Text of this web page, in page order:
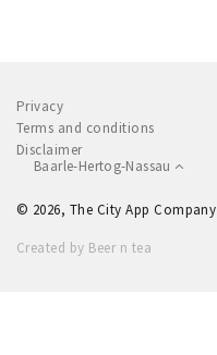
Privacy
Terms and conditions
Disclaimer
Baarle-Hertog-Nassau
© 2026, The City App Company
Created by Beer n tea